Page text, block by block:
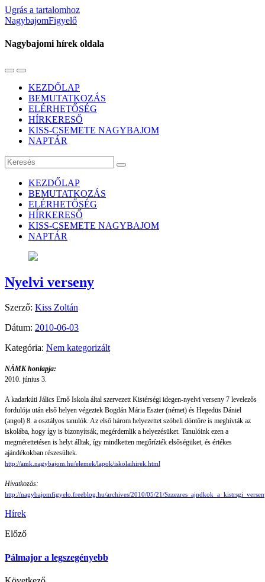
Ugrás a tartalomhoz
NagybajomFigyelő
Nagybajomi hírek oldala
Váltás
mobil
menüre
Használja
keresés
mezőt
KEZDŐLAP
BEMUTATKOZÁS
ELÉRHETŐSÉG
HÍRKERESŐ
KISS-CSEMETE NAGYBAJOM
NAPTÁR
Keresés
KEZDŐLAP
BEMUTATKOZÁS
ELÉRHETŐSÉG
HÍRKERESŐ
KISS-CSEMETE NAGYBAJOM
NAPTÁR
Nyelvi verseny
Szerző: Kiss Zoltán
Dátum: 2010-06-03
Kategória: Nem kategorizált
NÁMK honlapja:
2010. június 3.
A kadarkúti Jálics Ernő Iskola által szervezett Kistérségi idegen-nyelvi verseny 7 levelezős
fordulója után első helyen végeztek Bogdán Mária Eszter (német) és Hegedüs Dániel
(angol) 8. a osztályos tanulók. Az első három helyezettet szóbeli döntőre is meghívták az
iskolába, hogy így is bizonyítsák, megérdemlik a helyezésüket. Tanulóink ezen a
megmérettetésen is helyt álltak, így mindketten megőrízték elsőségüket, és értékes
ajándékokban részesültek.
http://amk.nagybajom.hu/elemek/lapok/iskolaihirek.html
Hivatkozás:
http://nagybajomfigyelo.freeblog.hu/archives/2010/05/21/
Hírek
Előző
Pálmajor a legszegényebb